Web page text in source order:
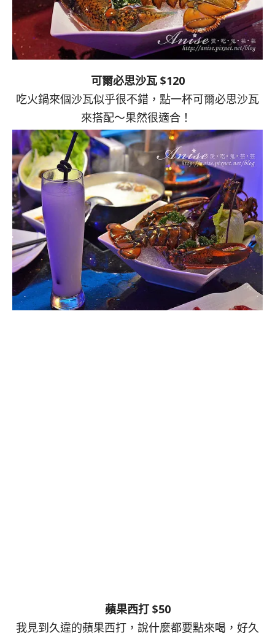
可爾必思沙瓦 $120
吃火鍋來個沙瓦似乎很不錯，點一杯可爾必思沙瓦
來搭配～果然很適合！
蘋果西打 $50
我見到久違的蘋果西打，說什麼都要點來喝，好久